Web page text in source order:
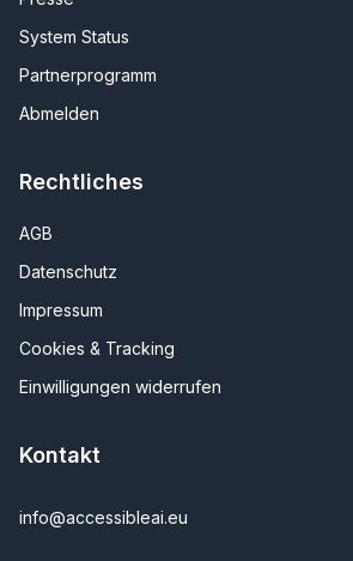
System Status
Partnerprogramm
Abmelden
Rechtliches
AGB
Datenschutz
Impressum
Cookies & Tracking
Einwilligungen widerrufen
Kontakt
info@accessibleai.eu